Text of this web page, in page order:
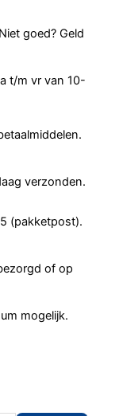
goed? Geld
t/m vr van 10-
verzonden.
(pakketpost).
of op
mogelijk.